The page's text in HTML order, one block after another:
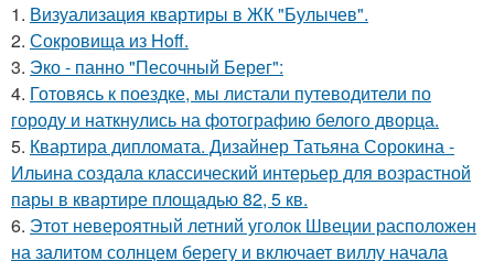
1. Визуализация квартиры в ЖК "Булычев".
2. Сокровища из Hoff.
3. Эко - панно "Песочный Берег":
4. Готовясь к поездке, мы листали путеводители по
городу и наткнулись на фотографию белого дворца.
5. Квартира дипломата. Дизайнер Татьяна Сорокина -
Ильина создала классический интерьер для возрастной
пары в квартире площадью 82, 5 кв.
6. Этот невероятный летний уголок Швеции расположен
на залитом солнцем берегу и включает виллу начала